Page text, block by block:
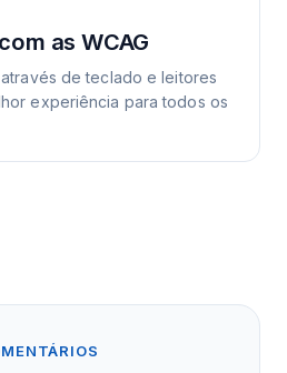
as WCAG
de teclado e leitores
experiência para todos os